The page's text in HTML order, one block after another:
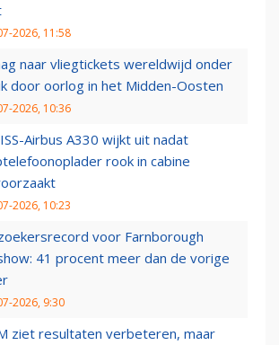
2026, 11:58
naar vliegtickets wereldwijd onder
door oorlog in het Midden-Oosten
2026, 10:36
Airbus A330 wijkt uit nadat
rook in cabine
2026, 10:23
voor Farnborough
41 procent meer dan de vorige
2026, 9:30
ziet resultaten verbeteren, maar